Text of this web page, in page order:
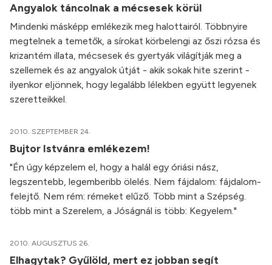
Angyalok táncolnak a mécsesek körül
Mindenki másképp emlékezik meg halottairól. Többnyire
megtelnek a temetők, a sírokat körbelengi az őszi rózsa és
krizantém illata, mécsesek és gyertyák világítják meg a
szellemek és az angyalok útját - akik sokak hite szerint -
ilyenkor eljönnek, hogy legalább lélekben együtt legyenek
szeretteikkel.
2010. SZEPTEMBER 24.
Bujtor Istvánra emlékezem!
"Én úgy képzelem el, hogy a halál egy óriási nász,
legszentebb, legemberibb ölelés. Nem fájdalom: fájdalom-
felejtő. Nem rém: rémeket elűző. Több mint a Szépség.
több mint a Szerelem, a Jóságnál is több: Kegyelem."
2010. AUGUSZTUS 26.
Elhagytak? Gyűlöld, mert ez jobban segít